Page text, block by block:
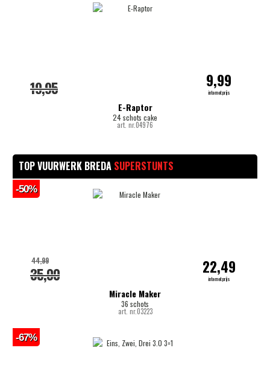
E-Raptor
24 schots cake
art. nr.04976
19,95 9,99
internetprijs
TOP VUURWERK BREDA SUPERSTUNTS
Miracle Maker
36 schots
art. nr.03223
35,00
44,99 22,49
internetprijs
-50%
-67%